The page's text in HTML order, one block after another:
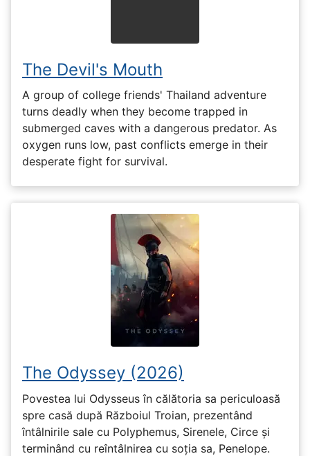
The Devil's Mouth
A group of college friends' Thailand adventure
turns deadly when they become trapped in
submerged caves with a dangerous predator. As
oxygen runs low, past conflicts emerge in their
desperate fight for survival.
The Odyssey (2026)
Povestea lui Odysseus în călătoria sa periculoasă
spre casă după Războiul Troian, prezentând
întâlnirile sale cu Polyphemus, Sirenele, Circe și
terminând cu reîntâlnirea cu soția sa, Penelope.